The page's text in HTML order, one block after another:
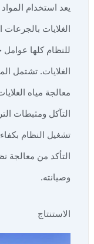
يعد استخدام المواد
الغلايات
للنظام كلها
الغلايات. تشتمل
معالجة مياه
التآكل ومثبطات
تشغيل النظام
التأكد من معالجة
وصيانته.
الاستنتاج